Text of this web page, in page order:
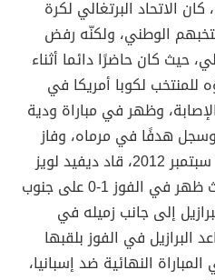
الاتحاد البرتغالي لكرة
الوطني، ولكنّه رفض
حيث كان حاضرًا دائما أثناء
للمنتخب لكوبا أمريكا في
وظهر في مباراة ودية
هدفًا في مرماه، وفاز
السيليساو بفارق 2-1. في 7 سبتمبر 2012، قاد ديفيد لويز
منتخب البرازيل لأول مرة، حيث ظهر في الفوز 1-0 على جنوب
إلى جانب زميله في
البرازيل في الفوز بلقبها
النهائية ضد إسبانيا،